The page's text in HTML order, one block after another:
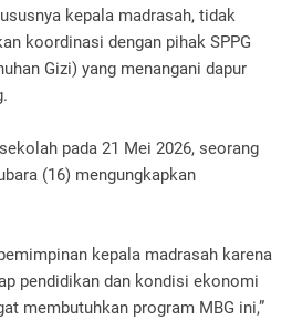
kepala madrasah, tidak
koordinasi dengan pihak SPPG
Gizi) yang menangani dapur
pada 21 Mei 2026, seorang
(16) mengungkapkan
kepala madrasah karena
pendidikan dan kondisi ekonomi
membutuhkan program MBG ini,”